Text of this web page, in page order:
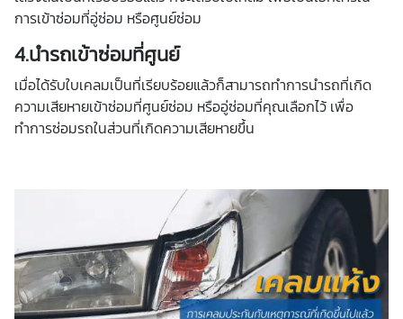
การเข้าซ่อมที่อู่ซ่อม หรือศูนย์ซ่อม
4.นำรถเข้าซ่อมที่ศูนย์
เมื่อได้รับใบเคลมเป็นที่เรียบร้อยแล้วก็สามารถทำการนำรถที่เกิด
ความเสียหายเข้าซ่อมที่ศูนย์ซ่อม หรืออู่ซ่อมที่คุณเลือกไว้ เพื่อ
ทำการซ่อมรถในส่วนที่เกิดความเสียหายขึ้น